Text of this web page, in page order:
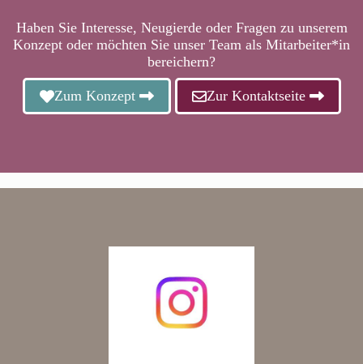
Haben Sie Interesse, Neugierde oder Fragen zu unserem
Konzept oder möchten Sie unser Team als Mitarbeiter*in
bereichern?
Zum Konzept Zur Kontaktseite